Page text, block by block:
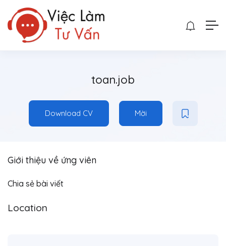
toan.job
Download CV Mời
Giới thiệu về ứng viên
Chia sẻ bài viết
Location